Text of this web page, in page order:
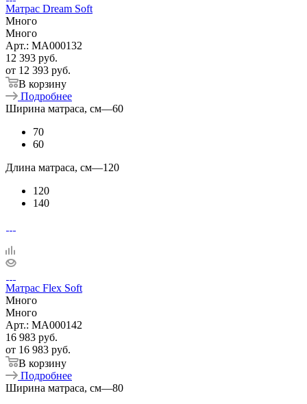
Матрас Dream Soft
Много
Много
Арт.: MA000132
12 393 руб.
от 12 393 руб.
В корзину
Подробнее
Ширина матраса, см—60
70
60
Длина матраса, см—120
120
140
Матрас Flex Soft
Много
Много
Арт.: MA000142
16 983 руб.
от 16 983 руб.
В корзину
Подробнее
Ширина матраса, см—80